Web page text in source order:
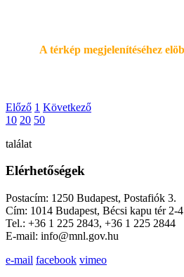
A térkép megjelenítéséhez
Előző 1 Következő
10 20 50
találat
Elérhetőségek
Postacím: 1250 Budapest, Postafiók 3.
Cím: 1014 Budapest, Bécsi kapu tér 2-
Tel.: +36 1 225 2843, +36 1 225 2844
E-mail: info@mnl.gov.hu
e-mail facebook vimeo